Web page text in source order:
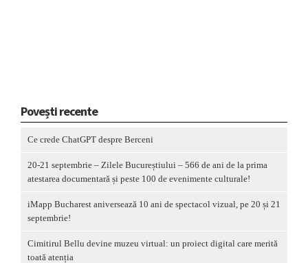
Povești recente
Ce crede ChatGPT despre Berceni
20-21 septembrie – Zilele Bucureștiului – 566 de ani de la prima
atestarea documentară și peste 100 de evenimente culturale!
iMapp Bucharest aniversează 10 ani de spectacol vizual, pe 20 și 21
septembrie!
Cimitirul Bellu devine muzeu virtual: un proiect digital care merită
toată atenția